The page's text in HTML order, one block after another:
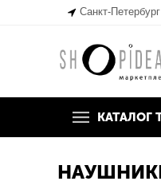
Санкт-Петербург
КАТАЛОГ
НАУШНИКИ